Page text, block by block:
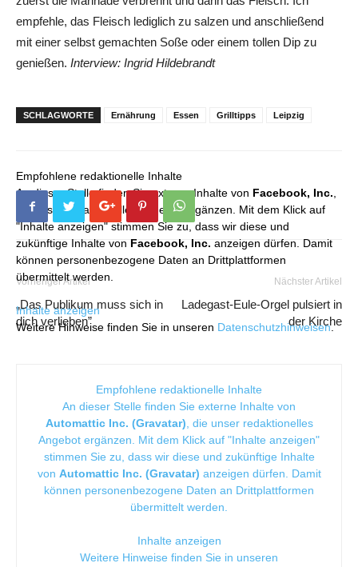
empfehle, das Fleisch lediglich zu salzen und anschließend
mit einer selbst gemachten Soße oder einem tollen Dip zu
genießen. Interview: Ingrid Hildebrandt
SCHLAGWORTE Ernährung Essen Grilltipps Leipzig
Empfohlene redaktionelle Inhalte
An dieser Stelle finden Sie externe Inhalte von Facebook, Inc.
die unser redaktionelles Angebot ergänzen. Mit dem Klick auf
"Inhalte anzeigen" stimmen Sie zu, dass wir diese und
zukünftige Inhalte von Facebook, Inc. anzeigen dürfen. Damit
können personenbezogene Daten an Drittplattformen
übermittelt werden.
Inhalte anzeigen
Weitere Hinweise finden Sie in unseren Datenschutzhinweisen.
Vorheriger Artikel
„Das Publikum muss sich in
dich verlieben”
Nächster Artikel
Ladegast-Eule-Orgel pulsiert in
der Kirche
Empfohlene redaktionelle Inhalte
An dieser Stelle finden Sie externe Inhalte von
Automattic Inc. (Gravatar) , die unser redaktionelles
Angebot ergänzen. Mit dem Klick auf "Inhalte anzeigen"
stimmen Sie zu, dass wir diese und zukünftige Inhalte
von Automattic Inc. (Gravatar) anzeigen dürfen. Damit
können personenbezogene Daten an Drittplattformen
übermittelt werden.
Inhalte anzeigen
Weitere Hinweise finden Sie in unseren